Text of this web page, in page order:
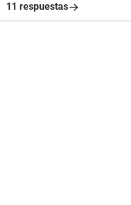
11 respuestas